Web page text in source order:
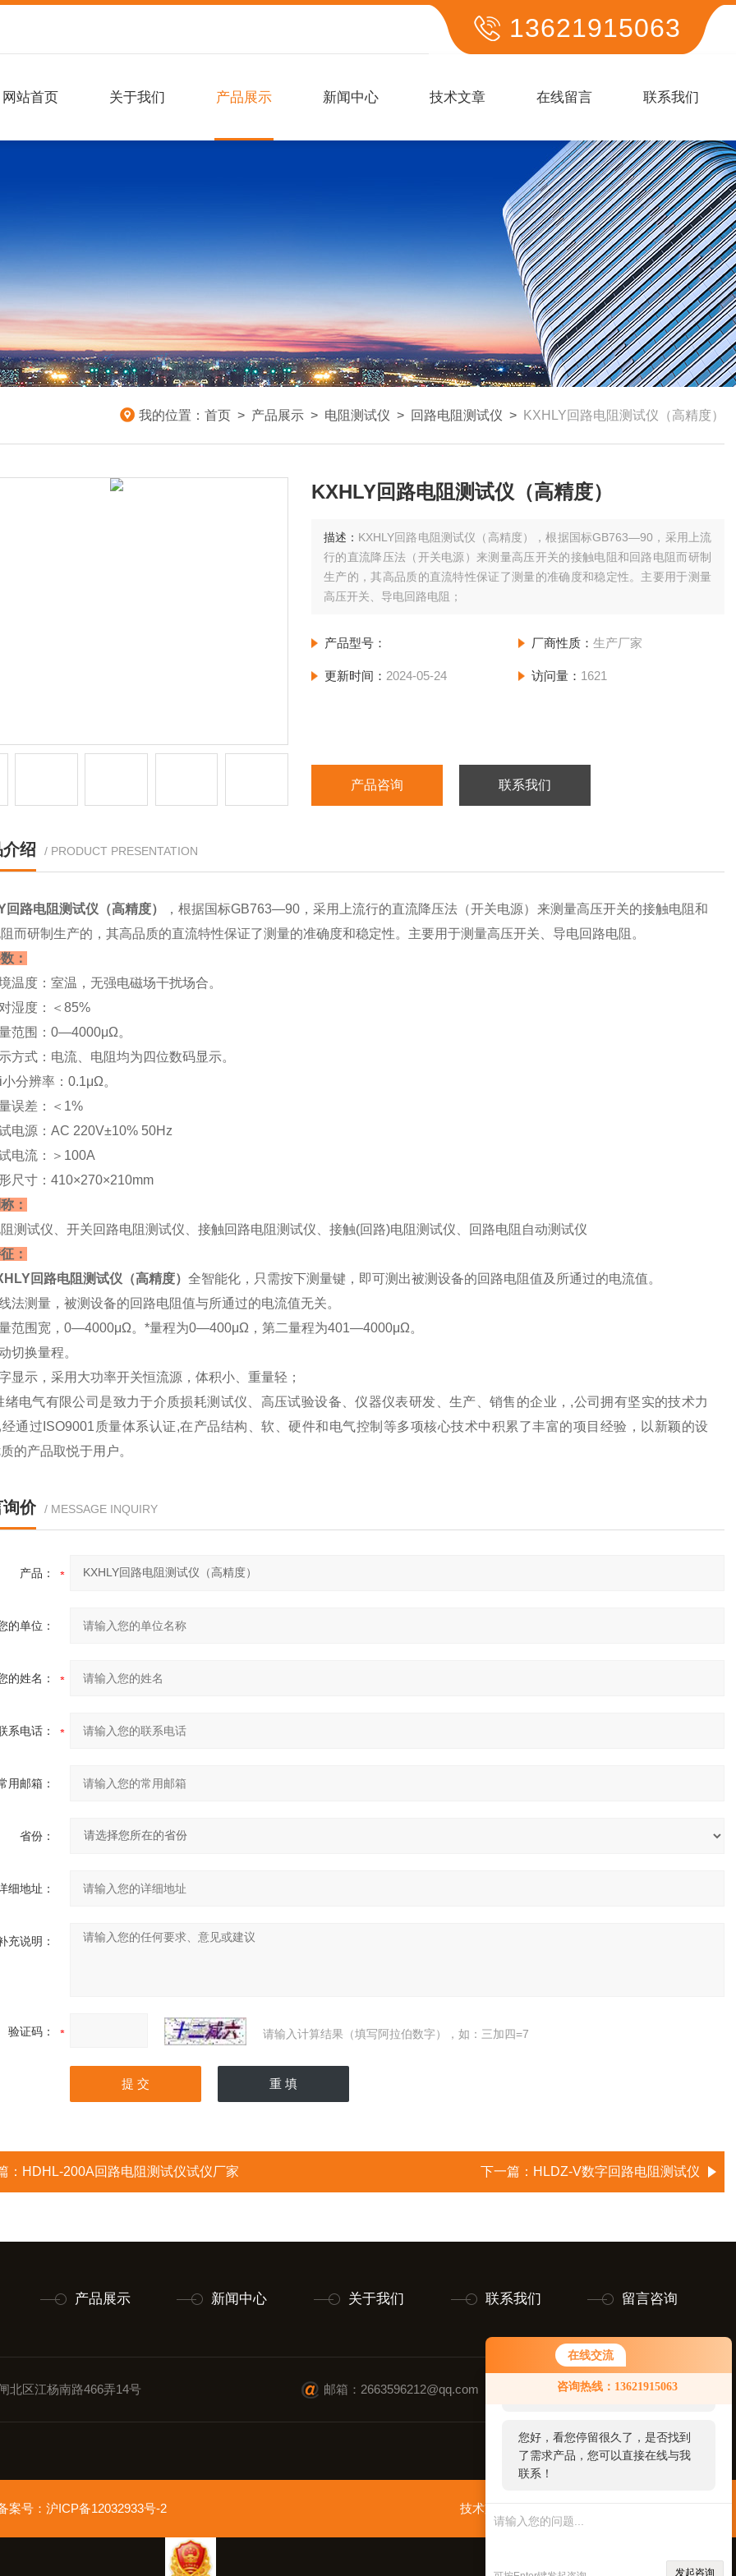
在线交流
咨询热线：13621915063
您好！欢迎前来咨询，很高兴为您
服务，请问您要咨询什么问题呢？
您好，看您停留很久了，是否找到
了需求产品，您可以直接在线与我
联系！
发起咨询
13621915063
网站首页 关于我们 产品展示 新闻中心 技术文章 在线留言 联系我们
我的位置： 首页 > 产品展示 > 电阻测试仪 > 回路电阻测试仪 > KXHLY回路电阻测试仪（高精度）
KXHLY回路电阻测试仪（高精度）
描述： KXHLY回路电阻测试仪（高精度），根据国标GB763—90，采用上流
行的直流降压法（开关电源）来测量高压开关的接触电阻和回路电阻而研制
生产的，其高品质的直流特性保证了测量的准确度和稳定性。主要用于测量
高压开关、导电回路电阻；
产品型号： 厂商性质： 生产厂家
更新时间： 2024-05-24 访问量： 1621
产品咨询 联系我们
绍 / PRODUCT PRESENTATION
回路电阻测试仪（高精度）
，根据国标GB763—90，采用上流行的直流降压法（开关电源）来测量高压开关的接触电阻和
而研制生产的，其高品质的直流特性保证了测量的准确度和稳定性。主要用于测量高压开关、导电回路电阻。
：
温度：室温，无强电磁场干扰场合。
湿度：＜85%
范围：0—4000μΩ。
方式：电流、电阻均为四位数码显示。
分辨率：0.1μΩ。
误差：＜1%
电源：AC 220V±10% 50Hz
电流：＞100A
尺寸：410×270×210mm
：
测试仪、开关回路电阻测试仪、接触回路电阻测试仪、接触(回路)电阻测试仪、回路电阻自动测试仪
：
回路电阻测试仪（高精度） 全智能化，只需按下测量键，即可测出被测设备的回路电阻值及所通过的电流值。
法测量，被测设备的回路电阻值与所通过的电流值无关。
范围宽，0—4000μΩ。*量程为0—400μΩ，第二量程为401—4000μΩ。
切换量程。
显示，采用大功率开关恒流源，体积小、重量轻；
电气有限公司是致力于介质损耗测试仪、高压试验设备、仪器仪表研发、生产、销售的企业，,公司拥有坚实的技术力
通过ISO9001质量体系认证,在产品结构、软、硬件和电气控制等多项核心技术中积累了丰富的项目经验，以新颖的设
的产品取悦于用户。
价 / MESSAGE INQUIRY
产品：
的单位：
的姓名：
系电话：
用邮箱：
省份：
细地址：
充说明：
验证码： 请输入计算结果（填写阿拉伯数字），如：三加四=7
： HDHL-200A回路电阻测试仪试仪厂家 下一篇： HLDZ-V数字回路电阻测试仪
产品展示 新闻中心 关于我们 联系我们 留言咨询
北区江杨南路466弄14号 邮箱：2663596212@qq.com 联系人：童先生
案号： 沪ICP备12032933号-2 技术支持：